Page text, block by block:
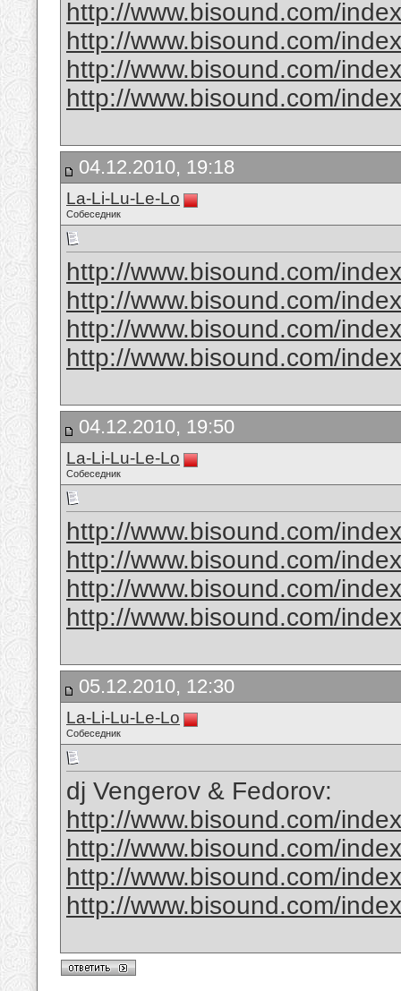
http://www.bisound.com/
http://www.bisound.com/
http://www.bisound.com/
http://www.bisound.com/
04.12.2010, 19:18
La-Li-Lu-Le-Lo
Собеседник
http://www.bisound.com/
http://www.bisound.com/
http://www.bisound.com/
http://www.bisound.com/
04.12.2010, 19:50
La-Li-Lu-Le-Lo
Собеседник
http://www.bisound.com/
http://www.bisound.com/
http://www.bisound.com/
http://www.bisound.com/
05.12.2010, 12:30
La-Li-Lu-Le-Lo
Собеседник
dj Vengerov & Fedorov:
http://www.bisound.com/
http://www.bisound.com/
http://www.bisound.com/
http://www.bisound.com/